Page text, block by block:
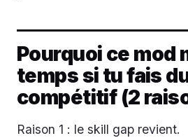
Pourquoi ce mod
temps si tu fais
compétitif (2
Raison 1 : le skill gap revient.